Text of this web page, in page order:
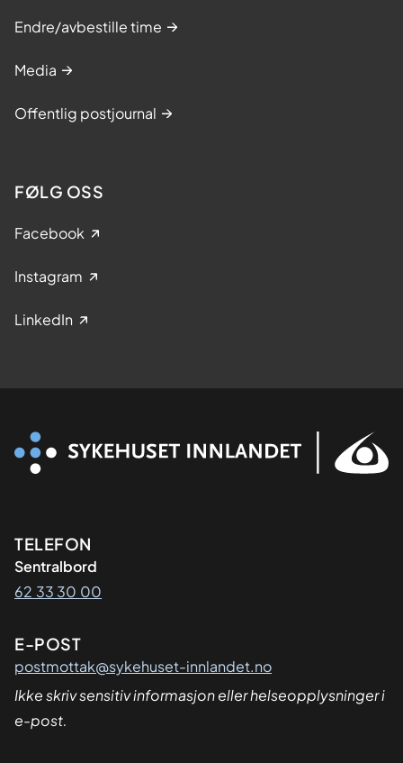
Endre/avbestille time
Media
Offentlig postjournal
FØLG OSS
Facebook
Instagram
LinkedIn
Kontaktinformasjon
TELEFON
Sentralbord
62 33 30 00
E-POST
postmottak@sykehuset-innlandet.no
Ikke skriv sensitiv informasjon eller helseopplysninger i
e-post.